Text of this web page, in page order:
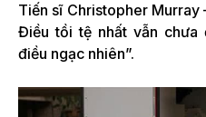
Tiến sĩ Christopher Murray
Điều tồi tệ nhất vẫn chưa
điều ngạc nhiên”.